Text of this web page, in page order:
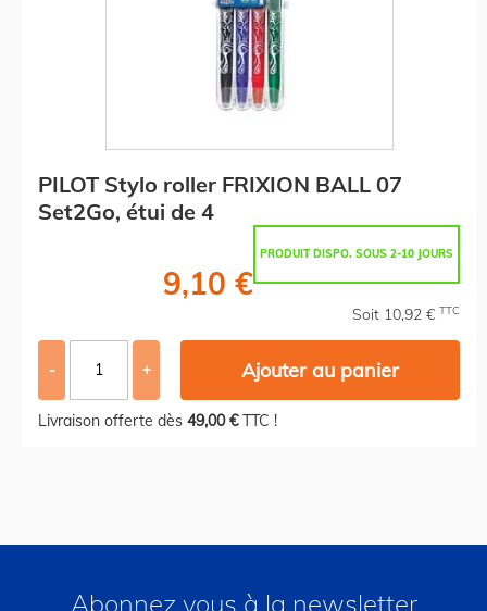
PILOT Stylo roller FRIXION BALL 07
Set2Go, étui de 4
PRODUIT DISPO. SOUS 2-10 JOURS
9,10 €
Soit 10,92 € TTC
- + Ajouter au panier
Livraison offerte dès 49,00 €TTC !
Abonnez vous à la newsletter